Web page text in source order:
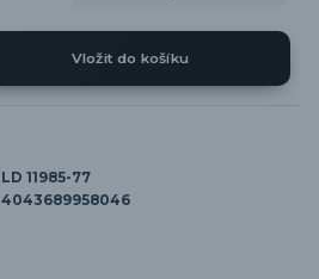
Vložit do košíku
LD 11985-77
4043689958046